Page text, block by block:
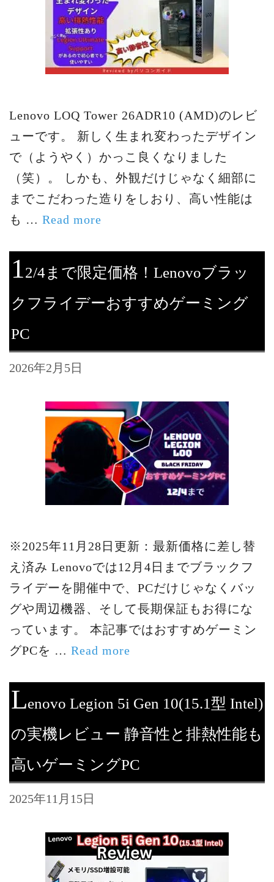
Lenovo LOQ Tower 26ADR10 (AMD)のレビ
ューです。 新しく生まれ変わったデザイン
で（ようやく）かっこ良くなりました
（笑）。 しかも、外観だけじゃなく細部に
までこだわった造りをしおり、高い性能は
も … Read more
12/4まで限定価格！Lenovoブラッ
クフライデーおすすめゲーミング
PC
2026年2月5日
※2025年11月28日更新：最新価格に差し替
え済み Lenovoでは12月4日までブラックフ
ライデーを開催中で、PCだけじゃなくバッ
グや周辺機器、そして長期保証もお得にな
っています。 本記事ではおすすめゲーミン
グPCを … Read more
Lenovo Legion 5i Gen 10(15.1型 Intel)
の実機レビュー 静音性と排熱性能も
高いゲーミングPC
2025年11月15日